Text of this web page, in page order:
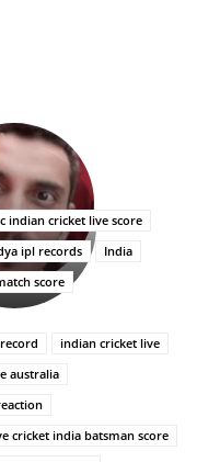
indian cricket live score
ipl records
India
score
indian cricket live
australia
cricket india batsman score